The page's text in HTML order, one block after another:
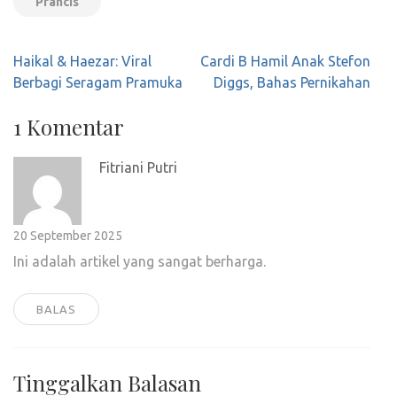
Navigasi
pos
Haikal & Haezar: Viral
Berbagi Seragam Pramuka
Cardi B Hamil Anak Stefon
Diggs, Bahas Pernikahan
1 Komentar
Fitriani Putri
20 September 2025
Ini adalah artikel yang sangat berharga.
BALAS
Tinggalkan Balasan